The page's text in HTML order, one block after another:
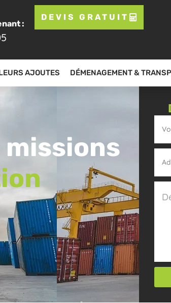
:
DEVIS GRATUIT
AJOUTES DÉMENAGEMENT &